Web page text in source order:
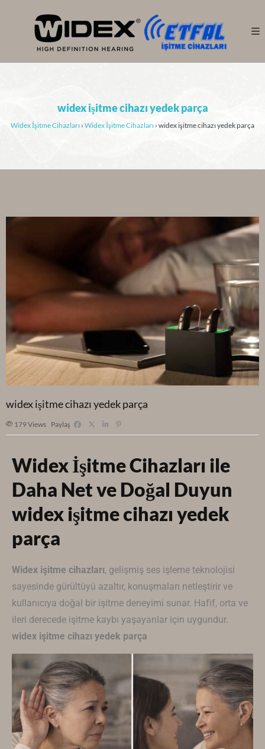
widex işitme cihazı yedek parça
Widex İşitme Cihazları › Widex İşitme Cihazları › widex işitme cihazı yedek parça
widex işitme cihazı yedek parça
179Views Paylaş
Widex İşitme Cihazları ile
Daha Net ve Doğal Duyun
widex işitme cihazı yedek
parça
Widex işitme cihazları, gelişmiş ses işleme teknolojisi
sayesinde gürültüyü azaltır, konuşmaları netleştirir ve
kullanıcıya doğal bir işitme deneyimi sunar. Hafif, orta ve
ileri derecede işitme kaybı yaşayanlar için uygundur.
widex işitme cihazı yedek parça